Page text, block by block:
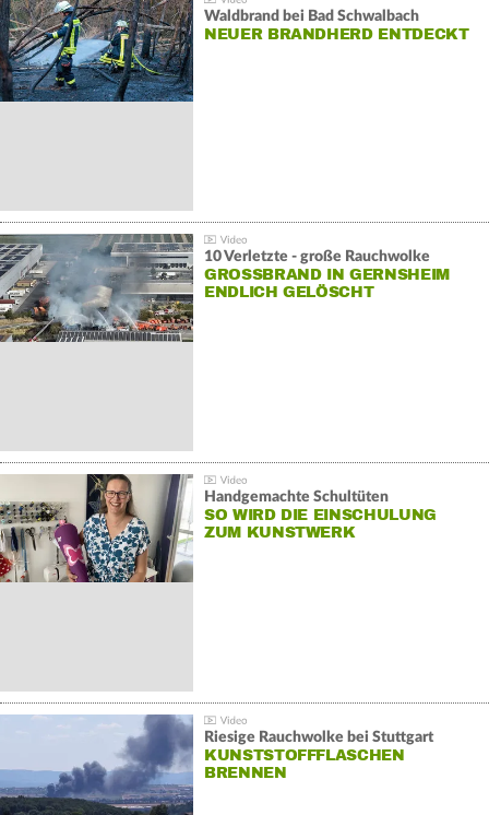
Waldbrand bei Bad Schwalbach
NEUER BRANDHERD ENTDECKT
10 Verletzte - große Rauchwolke
GROSSBRAND IN GERNSHEIM E
NDLICH GELÖSCHT
Handgemachte Schultüten
SO WIRD DIE EINSCHULUNG
ZUM KUNSTWERK
Riesige Rauchwolke bei Stuttgart
KUNSTSTOFFFLASCHEN
BRENNEN